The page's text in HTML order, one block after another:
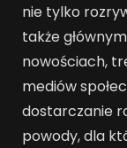
nie tylko
także
nowościach,
mediów
dostarczanie
powody, dla